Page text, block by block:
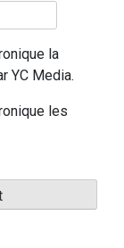
la
YC Media.
les